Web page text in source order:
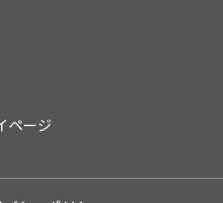
ページ